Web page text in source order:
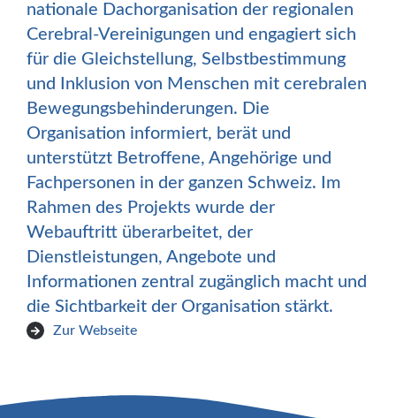
nationale Dachorganisation der regionalen
Cerebral-Vereinigungen und engagiert sich
für die Gleichstellung, Selbstbestimmung
und Inklusion von Menschen mit cerebralen
Bewegungsbehinderungen. Die
Organisation informiert, berät und
unterstützt Betroffene, Angehörige und
Fachpersonen in der ganzen Schweiz. Im
Rahmen des Projekts wurde der
Webauftritt überarbeitet, der
Dienstleistungen, Angebote und
Informationen zentral zugänglich macht und
die Sichtbarkeit der Organisation stärkt.
Zur Webseite